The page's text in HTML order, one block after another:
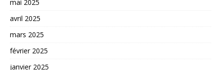
mai 2025
avril 2025
mars 2025
février 2025
janvier 2025